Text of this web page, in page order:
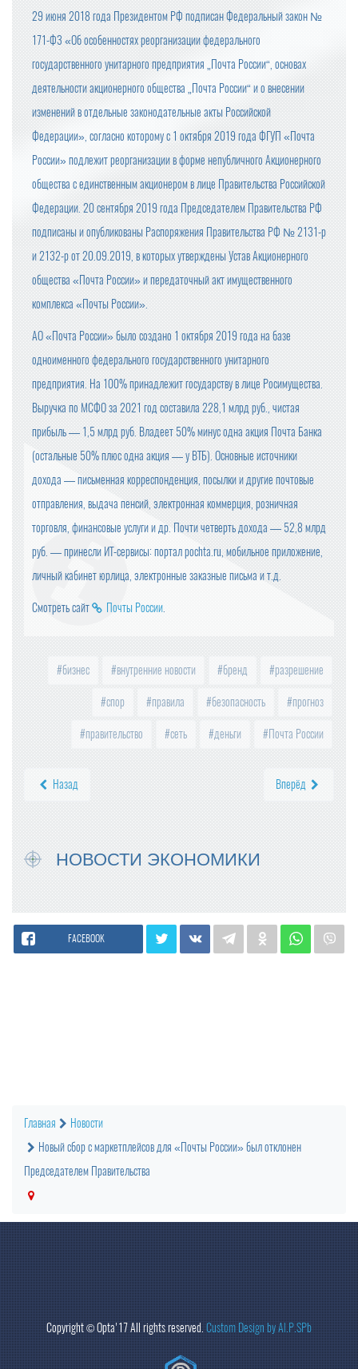
29 июня 2018 года Президентом РФ подписан Федеральный закон №
171-ФЗ «Об особенностях реорганизации федерального
государственного унитарного предприятия „Почта России“, основах
деятельности акционерного общества „Почта России“ и о внесении
изменений в отдельные законодательные акты Российской
Федерации», согласно которому с 1 октября 2019 года ФГУП «Почта
России» подлежит реорганизации в форме непубличного Акционерного
общества с единственным акционером в лице Правительства Российской
Федерации. 20 сентября 2019 года Председателем Правительства РФ
подписаны и опубликованы Распоряжения Правительства РФ № 2131-р
и 2132-р от 20.09.2019, в которых утверждены Устав Акционерного
общества «Почта России» и передаточный акт имущественного
комплекса «Почты России».
АО «Почта России» было создано 1 октября 2019 года на базе
одноименного федерального государственного унитарного
предприятия. На 100% принадлежит государству в лице Росимущества.
Выручка по МСФО за 2021 год составила 228,1 млрд руб., чистая
прибыль — 1,5 млрд руб. Владеет 50% минус одна акция Почта Банка
(остальные 50% плюс одна акция — у ВТБ). Основные источники
дохода — письменная корреспонденция, посылки и другие почтовые
отправления, выдача пенсий, электронная коммерция, розничная
торговля, финансовые услуги и др. Почти четверть дохода — 52,8 млрд
руб. — принесли ИТ-сервисы: портал pochta.ru, мобильное приложение,
личный кабинет юрлица, электронные заказные письма и т.д.
Смотреть сайт Почты России.
бизнес внутренние новости бренд разрешение
спор правила безопасность прогноз
правительство сеть деньги Почта России
Назад Вперёд
НОВОСТИ ЭКОНОМИКИ
FACEBOOK
Главная
Новости
Новый сбор с маркетплейсов для «Почты России» был отклонен
Председателем Правительства
Copyright ©Opta'17 All rights reserved.Custom Design by Al.P.SPb